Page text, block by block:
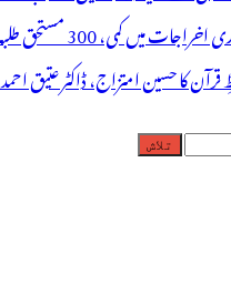
لیے تعلیمی امداد، عبدالمقیت چندا کا مثالی اقدام
کا حسین امتزاج، ڈاکٹر عتیق